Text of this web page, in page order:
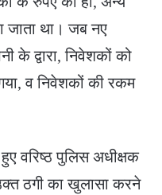
जाता था। जब नए
के द्वारा, निवेशकों को
व निवेशकों की रकम
वरिष्ठ पुलिस अधीक्षक
ठगी का खुलासा करने